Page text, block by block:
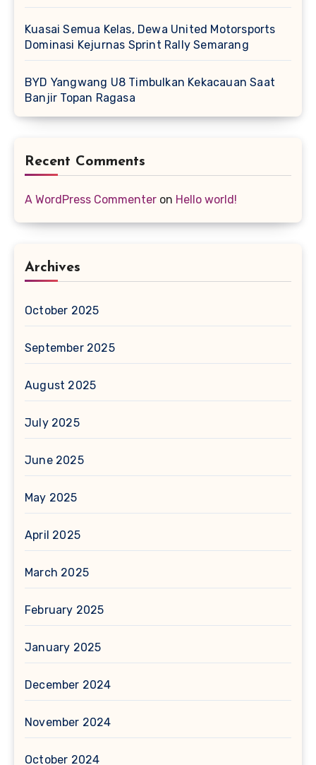
Kuasai Semua Kelas, Dewa United Motorsports
Dominasi Kejurnas Sprint Rally Semarang
BYD Yangwang U8 Timbulkan Kekacauan Saat
Banjir Topan Ragasa
Recent Comments
A WordPress Commenter on Hello world!
Archives
October 2025
September 2025
August 2025
July 2025
June 2025
May 2025
April 2025
March 2025
February 2025
January 2025
December 2024
November 2024
October 2024